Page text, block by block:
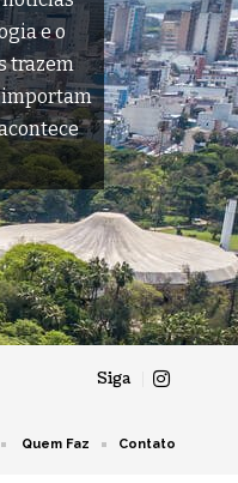
e o
trazem
importam
Siga
Quem Faz Contato